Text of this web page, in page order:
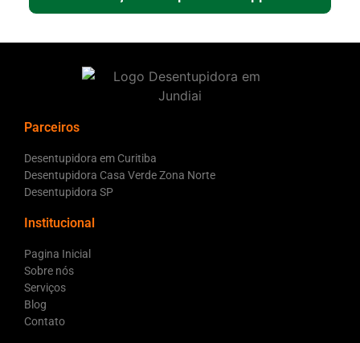
Parceiros
Desentupidora em Curitiba
Desentupidora Casa Verde Zona Norte
Desentupidora SP
Institucional
Pagina Inicial
Sobre nós
Serviços
Blog
Contato